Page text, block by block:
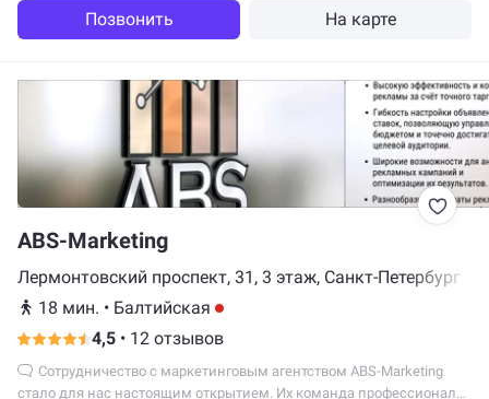
Позвонить На карте
ABS-Marketing
Лермонтовский проспект, 31, 3 этаж, Санкт-Петербург
18 мин. • Балтийская
4,5 • 12 отзывов
стало для нас настоящим открытием. Их команда профессионалов